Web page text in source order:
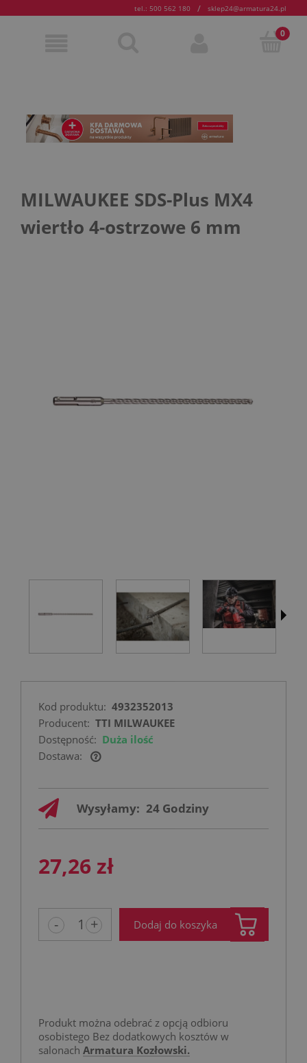
tel.: 500 562 180 / sklep24@armatura24.pl
MILWAUKEE SDS-Plus MX4
wiertło 4-ostrzowe 6 mm
Kod produktu: 4932352013
Producent: TTI MILWAUKEE
Dostępność: Duża ilość
Dostawa:
Cena nie zawiera ewentualnych kosztów
Wysyłamy: 24 Godziny
27,26 zł
- + Dodaj do koszyka
Produkt można odebrać z opcją odbioru
osobistego Bez dodatkowych kosztów w
salonach Armatura Kozłowski.